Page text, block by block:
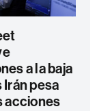
a la baja
pesa
acciones